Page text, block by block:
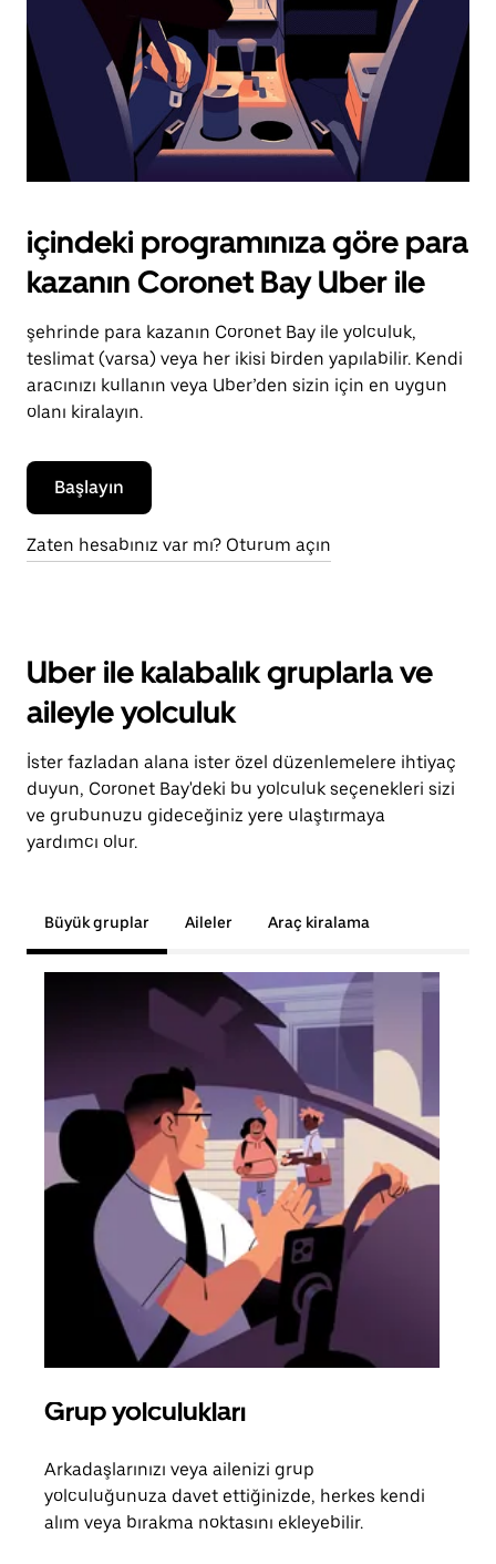
içindeki programınıza göre para
kazanın Coronet Bay Uber ile
şehrinde para kazanın Coronet Bay ile yolculuk,
teslimat (varsa) veya her ikisi birden yapılabilir. Kendi
aracınızı kullanın veya Uber’den sizin için en uygun
olanı kiralayın.
Başlayın
Zaten hesabınız var mı? Oturum açın
Uber ile kalabalık gruplarla ve
aileyle yolculuk
İster fazladan alana ister özel düzenlemelere ihtiyaç
duyun, Coronet Bay'deki bu yolculuk seçenekleri sizi
ve grubunuzu gideceğiniz yere ulaştırmaya
yardımcı olur.
Büyük gruplar Aileler Araç kiralama
Grup yolculukları
Arkadaşlarınızı veya ailenizi grup
yolculuğunuza davet ettiğinizde, herkes kendi
alım veya bırakma noktasını ekleyebilir.